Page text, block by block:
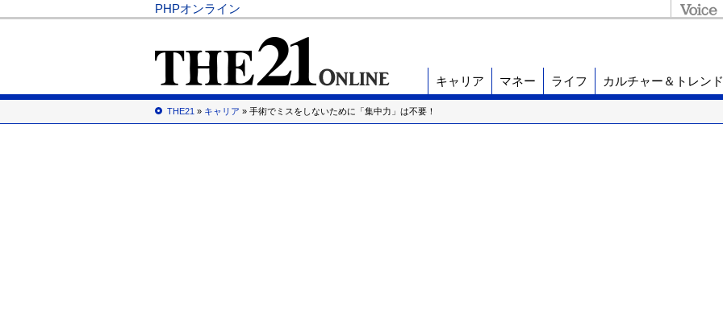
PHPオンライン
キャリア マネー ライフ カルチャー＆トレンド
THE21 » キャリア » 手術でミスをしないために「集中力」は不要！